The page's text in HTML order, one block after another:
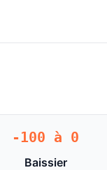
-100 à 0
Baissier